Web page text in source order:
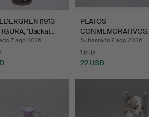
(1913-
"Backaf…
7 ago 2026
PLATOS
CONMEMORATIVOS,
Royal Copenhagen, b…
Subastado 7 ago 2026
1 puja
22 USD